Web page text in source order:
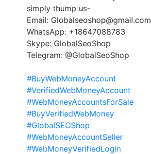
simply thump us-
Email: Globalseoshop@gmail.com
WhatsApp: +18647088783
Skype: GlobalSeoShop
Telegram: @GlobalSeoShop
#BuyWebMoneyAccount
#VerifiedWebMoneyAccount
#WebMoneyAccountsForSale
#BuyVerifiedWebMoney
#GlobalSEOShop
#WebMoneyAccountSeller
#WebMoneyVerifiedLogin